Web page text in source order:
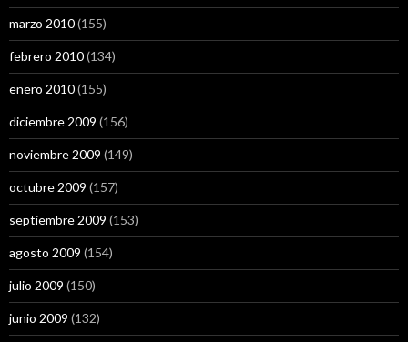
marzo 2010(155)
febrero 2010(134)
enero 2010(155)
diciembre 2009 (156)
noviembre 2009 (149)
octubre 2009 (157)
septiembre 2009 (153)
agosto 2009 (154)
julio 2009 (150)
junio 2009 (132)